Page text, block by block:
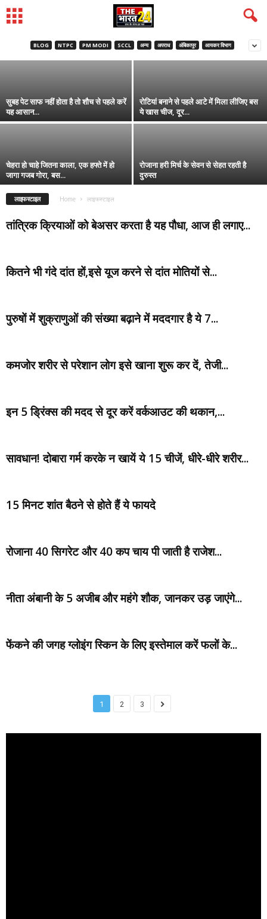
BLOG NTPC PM MODI SCCL अन्य अपराध अंबिकापुर आयकर विभाग
अंडे खाने का सही तरीका, 99% लोग नहीं जानते
सुबह पेट साफ नहीं होता है तो शौच से पहले करें
यह आसान...
रोटियां बनाने से पहले आटे में मिला लीजिए बस
ये खास चीज, दूर...
चेहरा हो चाहे जितना काला, एक हफ्ते में हो
जागा गजब गोरा, बस...
रोजाना हरी मिर्च के सेवन से सेहत रहती है
दुरुस्त
लाइफस्टाइल Home लाइफस्टाइल
तांत्रिक क्रियाओं को बेअसर करता है यह पौधा, आज ही लगाए...
कितने भी गंदे दांत हों,इसे यूज करने से दांत मोतियों से...
पुरुषों में शुक्राणुओं की संख्या बढ़ाने में मददगार है ये 7...
कमजोर शरीर से परेशान लोग इसे खाना शुरू कर दें, तेजी...
इन 5 ड्रिंक्स की मदद से दूर करें वर्कआउट की थकान,...
सावधान! दोबारा गर्म करके न खायें ये 15 चीजें, धीरे-धीरे शरीर...
15 मिनट शांत बैठने से होते हैं ये फायदे
रोजाना 40 सिगरेट और 40 कप चाय पी जाती है राजेश...
नीता अंबानी के 5 अजीब और महंगे शौक, जानकर उड़ जाएंगे...
फेंकने की जगह ग्लोइंग स्किन के लिए इस्तेमाल करें फलों के...
1 2 3